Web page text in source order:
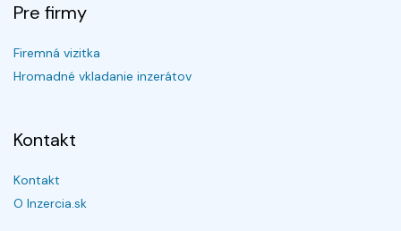
Pre firmy
Firemná vizitka
Hromadné vkladanie inzerátov
Kontakt
Kontakt
O Inzercia.sk